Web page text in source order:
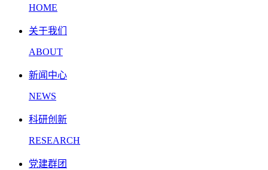
HOME
关于我们
ABOUT
新闻中心
NEWS
科研创新
RESEARCH
党建群团